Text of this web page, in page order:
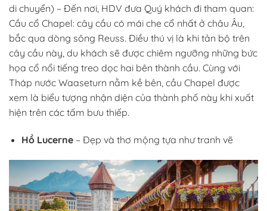
di chuyển) – Đến nơi, HDV đưa Quý khách đi tham quan:
Cầu cổ Chapel: cây cầu có mái che cổ nhất ở châu Âu,
bắc qua dòng sông Reuss. Điều thú vị là khi tản bộ trên
cây cầu này, du khách sẽ được chiêm ngưỡng những bức
họa cổ nổi tiếng treo dọc hai bên thành cầu. Cùng với
Tháp nước Waaseturn nằm kề bên, cầu Chapel được
xem là biểu tượng nhận diện của thành phố này khi xuất
hiện trên các tấm bưu thiếp.
Hồ Lucerne– Đẹp và thơ mộng tựa như tranh vẽ